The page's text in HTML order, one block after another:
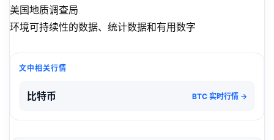
美国地质调查局
环境可持续性的数据、统计数据和有用数字
文中相关行情
比特币 BTC 实时行情 →